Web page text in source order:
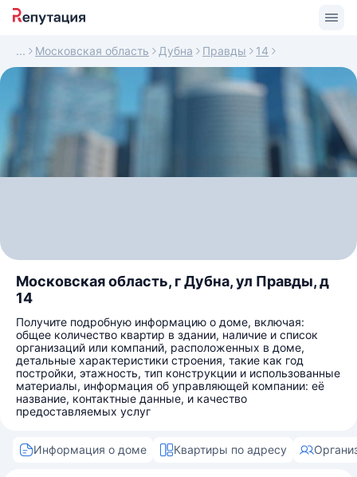
Московская область Дубна Правды 14
Московская область, г Дубна, ул Правды, д
14
Получите подробную информацию о доме, включая:
общее количество квартир в здании, наличие и список
организаций или компаний, расположенных в доме,
детальные характеристики строения, такие как год
постройки, этажность, тип конструкции и использованные
материалы, информация об управляющей компании: её
название, контактные данные, и качество
предоставляемых услуг
Информация о доме Квартиры по адресу